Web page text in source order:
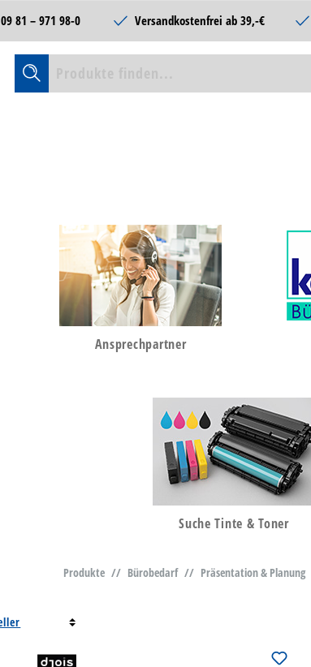
09 81 – 971 98-0 Versandkostenfrei ab 39,-€
Ansprechpartner
Suche Tinte & Toner
Produkte // Bürobedarf // Präsentation & Planung